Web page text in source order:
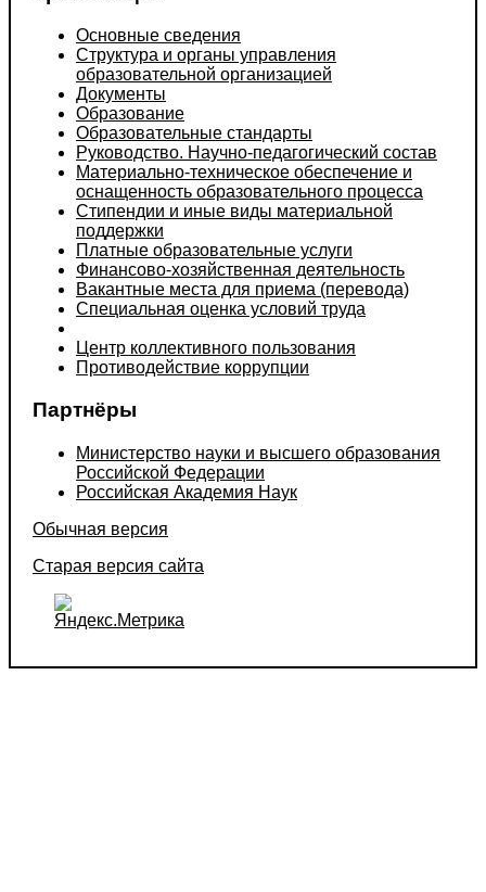
Основные сведения
Структура и органы управления
образовательной организацией
Документы
Образование
Образовательные стандарты
Руководство. Научно-педагогический состав
Материально-техническое обеспечение и
оснащенность образовательного процесса
Стипендии и иные виды материальной
поддержки
Платные образовательные услуги
Финансово-хозяйственная деятельность
Вакантные места для приема (перевода)
Специальная оценка условий труда
Центр коллективного пользования
Противодействие коррупции
Партнёры
Министерство науки и высшего образования
Российской Федерации
Российская Академия Наук
Обычная версия
Старая версия сайта